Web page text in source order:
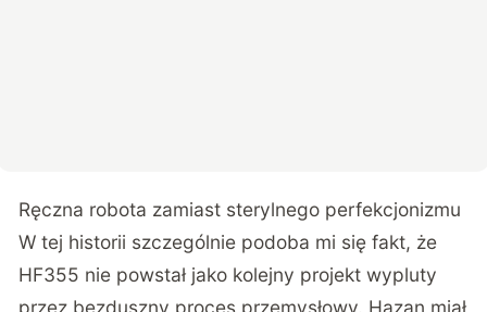
Ręczna robota zamiast sterylnego perfekcjonizmu
W tej historii szczególnie podoba mi się fakt, że
HF355 nie powstał jako kolejny projekt wypluty
przez bezduszny proces przemysłowy. Hazan miał